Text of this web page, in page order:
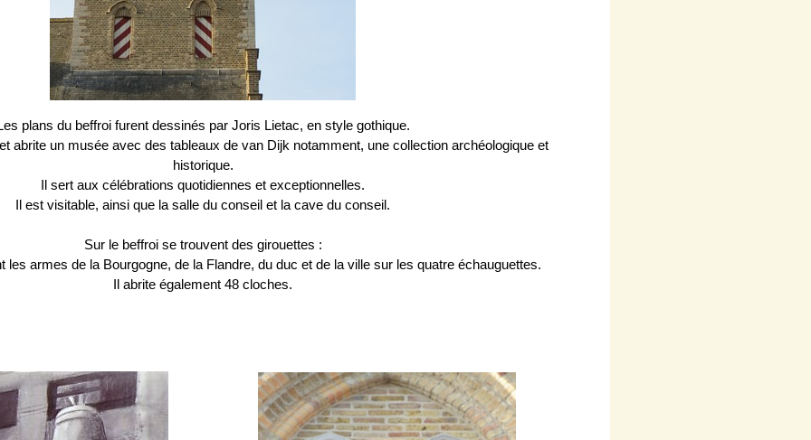
plans du beffroi furent dessinés par Joris Lietac, en style gothique.
abrite un musée avec des tableaux de van Dijk notamment, une collection archéologique et
historique.
Il sert aux célébrations quotidiennes et exceptionnelles.
Il est visitable, ainsi que la salle du conseil et la cave du conseil.
Sur le beffroi se trouvent des girouettes :
les armes de la Bourgogne, de la Flandre, du duc et de la ville sur les quatre échauguettes.
Il abrite également 48 cloches.